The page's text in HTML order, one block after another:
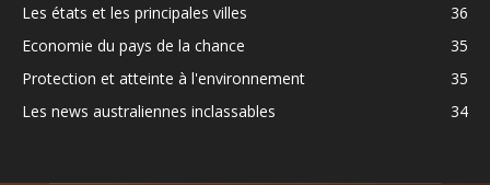
Les états et les principales villes
36
Economie du pays de la chance
35
Protection et atteinte à l'environnement
35
Les news australiennes inclassables
34